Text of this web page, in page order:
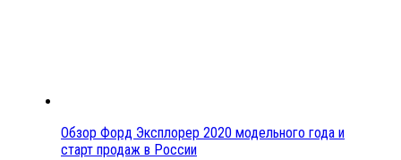
Обзор Форд Эксплорер 2020 модельного года и
старт продаж в России